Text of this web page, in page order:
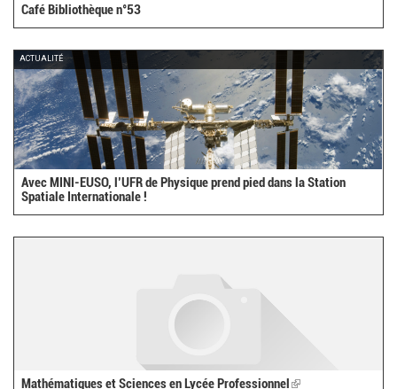
Café Bibliothèque n°53
ACTUALITÉ
Avec MINI-EUSO, l’UFR de Physique prend pied dans la Station
Spatiale Internationale !
Mathématiques et Sciences en Lycée Professionnel(link